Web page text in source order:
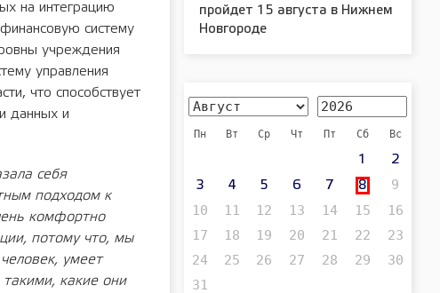
на интеграцию
систему
учреждения
управления
что способствует
данных и
себя
подходом к
комфортно
потому что, мы
умеет
какие они
пройдет 15 августа в Нижнем
Новгороде
Пн Вт Ср Чт Пт Сб Вс
1 2
3 4 5 6 7 8
9
10
11 12 13 14 15
16
17
18 19 20 21 22
23
24
25 26 27 28 29
30
31